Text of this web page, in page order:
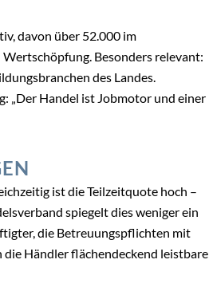
davon über 52.000 im
Besonders relevant:
des Landes.
„Der Handel ist Jobmotor und einer
ist die Teilzeitquote hoch –
spiegelt dies weniger ein
die Betreuungspflichten mit
Händler flächendeckend leistbare